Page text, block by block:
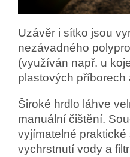
Uzávěr i sítko jsou
nezávadného
(využíván např. u
plastových příborech
Široké hrdlo láhve
manuální čištění.
vyjímatelné
vychrstnutí vody a